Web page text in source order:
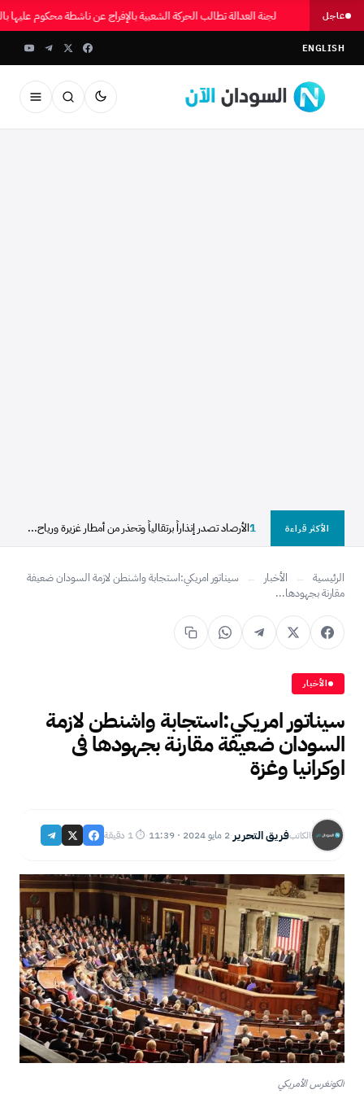
عاجل لجنة العدالة تطالب الحركة الشعبية بالإفراج عن ناشطة محكوم عليها
ENGLISH
الأكثر قراءة 1الأرصاد تصدر إنذاراً برتقالياً وتحذر من أمطار غزيرة ورياح...
الرئيسية ← الأخبار ←
سيناتور امريكي:استجابة واشنطن لازمة السودان ضعيفة
مقارنة بجهودها...
الأخبار
سيناتور امريكي:استجابة واشنطن لازمة
السودان ضعيفة مقارنة بجهودها فى
اوكرانيا وغزة
الكاتبفريق التحرير·2 مايو 2024 · 11:39 ·⏱ 1 دقيقة
الكونغرس الأمريكي